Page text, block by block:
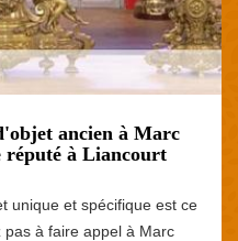
ancien à Marc
à Liancourt
unique et spécifique est ce
à faire appel à Marc